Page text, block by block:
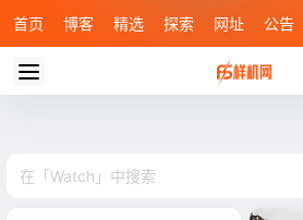
首页 博客 精选 探索 网址 公告